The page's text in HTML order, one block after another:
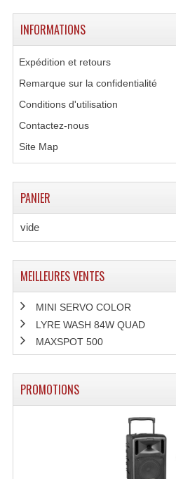
INFORMATIONS
Expédition et retours
Remarque sur la confidentialité
Conditions d'utilisation
Contactez-nous
Site Map
PANIER
vide
MEILLEURES VENTES
MINI SERVO COLOR
LYRE WASH 84W QUAD
MAXSPOT 500
PROMOTIONS